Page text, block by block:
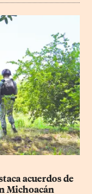
acuerdos de
Michoacán